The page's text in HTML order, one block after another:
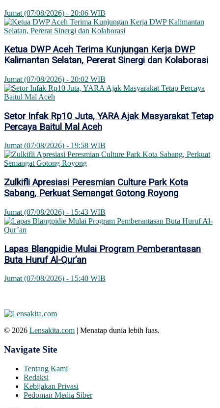
Jumat (07/08/2026) - 20:06 WIB
Ketua DWP Aceh Terima Kunjungan Kerja DWP
Kalimantan Selatan, Pererat Sinergi dan Kolaborasi
Jumat (07/08/2026) - 20:02 WIB
Setor Infak Rp10 Juta, YARA Ajak Masyarakat Tetap
Percaya Baitul Mal Aceh
Jumat (07/08/2026) - 19:58 WIB
Zulkifli Apresiasi Peresmian Culture Park Kota
Sabang, Perkuat Semangat Gotong Royong
Jumat (07/08/2026) - 15:43 WIB
Lapas Blangpidie Mulai Program Pemberantasan
Buta Huruf Al-Qur’an
Jumat (07/08/2026) - 15:40 WIB
© 2026 Lensakita.com | Menatap dunia lebih luas.
Navigate Site
Tentang Kami
Redaksi
Kebijakan Privasi
Pedoman Media Siber